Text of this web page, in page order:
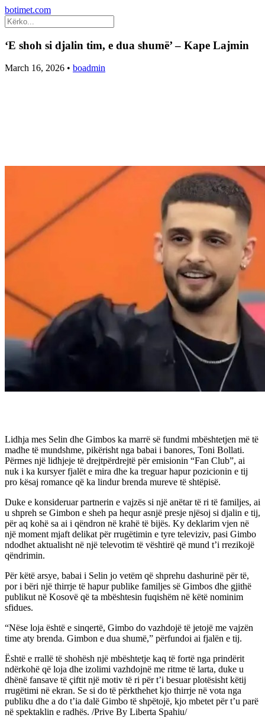
botimet.com
‘E shoh si djalin tim, e dua shumë’ – Kape Lajmin
March 16, 2026 • boadmin
Lidhja mes Selin dhe Gimbos ka marrë së fundmi mbështetjen më të
madhe të mundshme, pikërisht nga babai i banores, Toni Bollati.
Përmes një lidhjeje të drejtpërdrejtë për emisionin “Fan Club”, ai
nuk i ka kursyer fjalët e mira dhe ka treguar hapur pozicionin e tij
pro kësaj romance që ka lindur brenda mureve të shtëpisë.
Duke e konsideruar partnerin e vajzës si një anëtar të ri të familjes, ai
u shpreh se Gimbon e sheh pa hequr asnjë presje njësoj si djalin e tij,
për aq kohë sa ai i qëndron në krahë të bijës. Ky deklarim vjen në
një moment mjaft delikat për rrugëtimin e tyre televiziv, pasi Gimbo
ndodhet aktualisht në një televotim të vështirë që mund t’i rrezikojë
qëndrimin.
Për këtë arsye, babai i Selin jo vetëm që shprehu dashurinë për të,
por i bëri një thirrje të hapur publike familjes së Gimbos dhe gjithë
publikut në Kosovë që ta mbështesin fuqishëm në këtë nominim
sfidues.
“Nëse loja është e sinqertë, Gimbo do vazhdojë të jetojë me vajzën
time aty brenda. Gimbon e dua shumë,” përfundoi ai fjalën e tij.
Është e rrallë të shohësh një mbështetje kaq të fortë nga prindërit
ndërkohë që loja dhe izolimi vazhdojnë me ritme të larta, duke u
dhënë fansave të çiftit një motiv të ri për t’i besuar plotësisht këtij
rrugëtimi në ekran. Se si do të përkthehet kjo thirrje në vota nga
publiku dhe a do t’ia dalë Gimbo të shpëtojë, kjo mbetet për t’u parë
në spektaklin e radhës. /Prive By Liberta Spahiu/